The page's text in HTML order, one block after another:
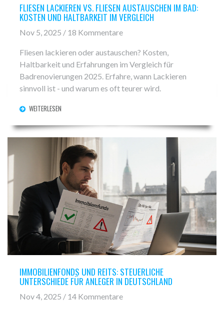
FLIESEN LACKIEREN VS. FLIESEN AUSTAUSCHEN IM BAD:
KOSTEN UND HALTBARKEIT IM VERGLEICH
Nov 5, 2025 / 18 Kommentare
Fliesen lackieren oder austauschen? Kosten,
Haltbarkeit und Erfahrungen im Vergleich für
Badrenovierungen 2025. Erfahre, wann Lackieren
sinnvoll ist - und warum es oft teurer wird.
WEITERLESEN
IMMOBILIENFONDS UND REITS: STEUERLICHE
UNTERSCHIEDE FÜR ANLEGER IN DEUTSCHLAND
Nov 4, 2025 / 14 Kommentare